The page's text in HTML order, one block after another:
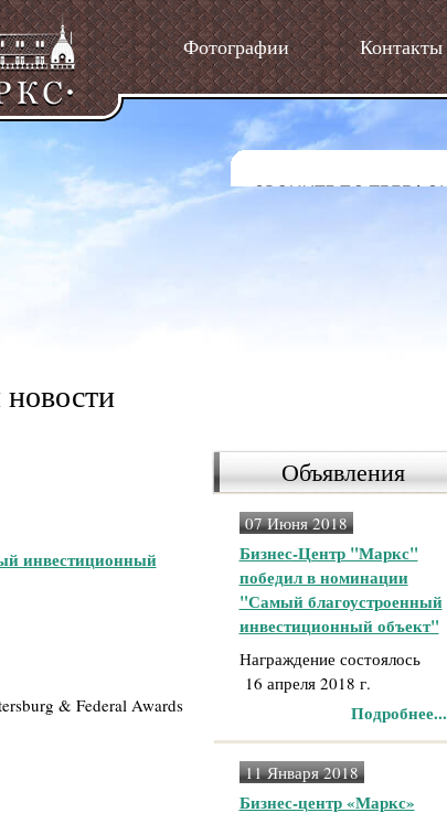
Фотографии Контакты
инвестиционный
& Federal Awards
Объявления
07 Июня 2018
Бизнес-Центр "Маркс"
победил в номинации
"Самый благоустроенный
инвестиционный объект"
Награждение состоялось
16 апреля 2018 г.
Подробнее...
11 Января 2018
Бизнес-центр «Маркс»